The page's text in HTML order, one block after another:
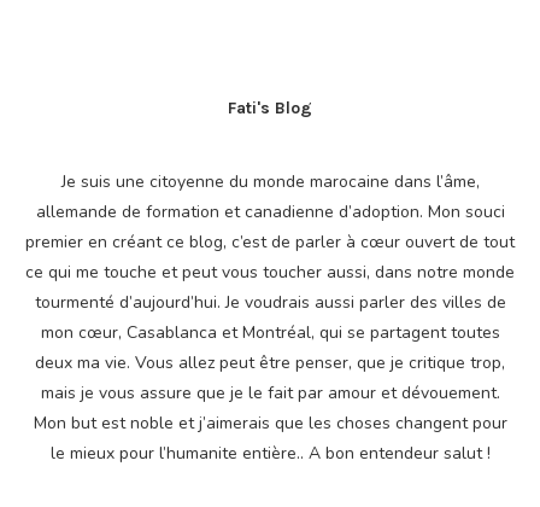
Fati's Blog
Je suis une citoyenne du monde marocaine dans l’âme,
allemande de formation et canadienne d’adoption. Mon souci
premier en créant ce blog, c’est de parler à cœur ouvert de tout
ce qui me touche et peut vous toucher aussi, dans notre monde
tourmenté d’aujourd’hui. Je voudrais aussi parler des villes de
mon cœur, Casablanca et Montréal, qui se partagent toutes
deux ma vie. Vous allez peut être penser, que je critique trop,
mais je vous assure que je le fait par amour et dévouement.
Mon but est noble et j’aimerais que les choses changent pour
le mieux pour l’humanite entière.. A bon entendeur salut !